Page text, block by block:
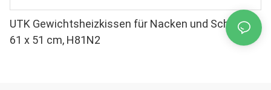
UTK Gewichtsheizkissen für Nacken und Schultern,
61 x 51 cm, H81N2